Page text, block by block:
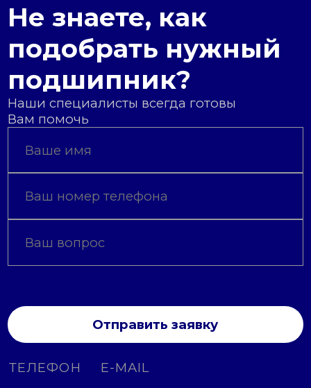
Не знаете, как
подобрать нужный
подшипник?
Наши специалисты всегда готовы
Вам помочь
Отправить заявку
ТЕЛЕФОН E-MAIL